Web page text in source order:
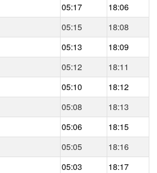
05:17
18:06
05:15
18:08
05:13
18:09
05:12
18:11
05:10
18:12
05:08
18:13
05:06
18:15
05:05
18:16
05:03
18:17